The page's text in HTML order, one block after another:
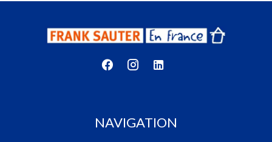
NAVIGATION